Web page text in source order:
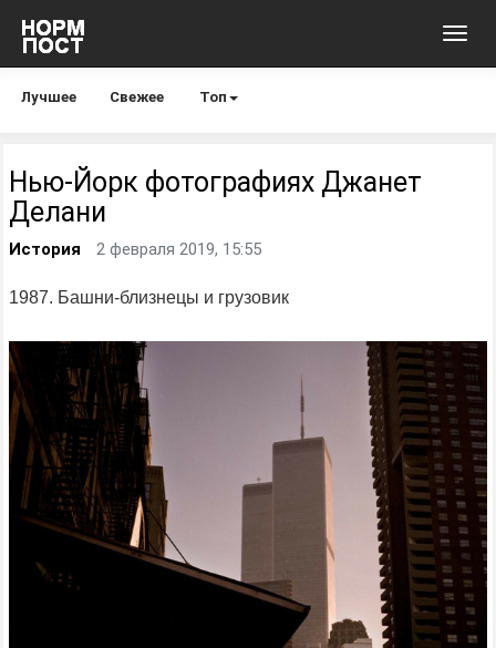
Лучшее Свежее Топ
Нью-Йорк фотографиях Джанет
Делани
История 2 февраля 2019, 15:55
1987. Башни-близнецы и грузовик